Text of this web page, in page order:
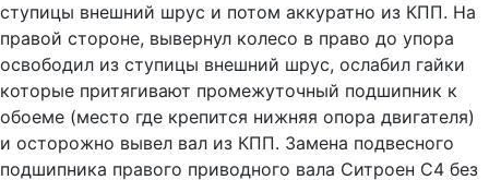
ступицы внешний шрус и потом аккуратно из КПП. На
правой стороне, вывернул колесо в право до упора
освободил из ступицы внешний шрус, ослабил гайки
которые притягивают промежуточный подшипник к
обоеме (место где крепится нижняя опора двигателя)
и осторожно вывел вал из КПП. Замена подвесного
подшипника правого приводного вала Ситроен С4 без